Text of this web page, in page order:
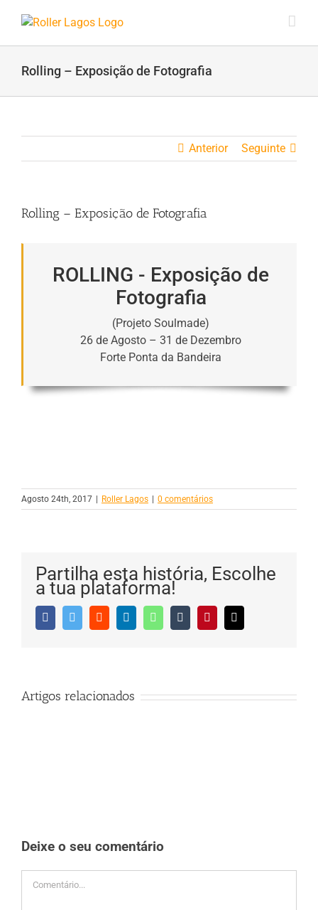
Rolling – Exposição de Fotografia
Anterior Seguinte
Rolling – Exposição de Fotografia
ROLLING - Exposição de
Fotografia
(Projeto Soulmade)
26 de Agosto – 31 de Dezembro
Forte Ponta da Bandeira
Agosto 24th, 2017 Roller Lagos 0 comentários
Partilha esta história, Escolhe
a tua plataforma!
FacebookTwitter Reddit LinkedInWhatsAppTumblr Pinterest
(necessário
Artigos relacionados
Deixe o seu comentário